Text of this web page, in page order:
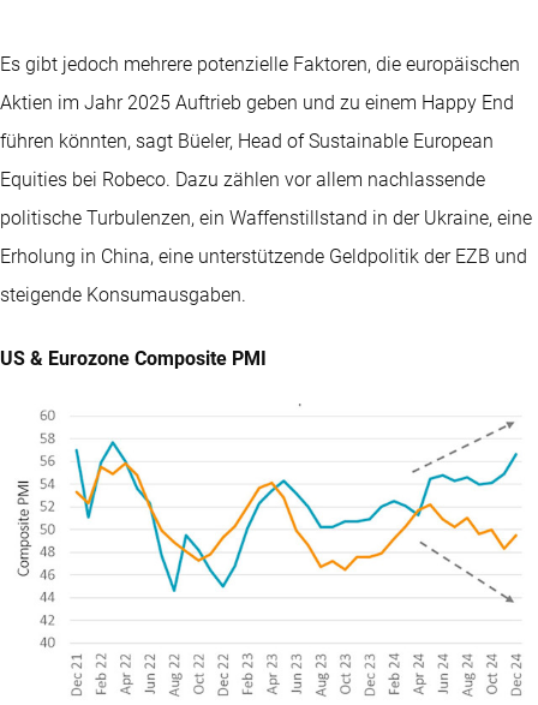
Es gibt jedoch mehrere potenzielle Faktoren, die europäischen
Aktien im Jahr 2025 Auftrieb geben und zu einem Happy End
führen könnten, sagt Büeler, Head of Sustainable European
Equities bei Robeco. Dazu zählen vor allem nachlassende
politische Turbulenzen, ein Waffenstillstand in der Ukraine, eine
Erholung in China, eine unterstützende Geldpolitik der EZB und
steigende Konsumausgaben.
US & Eurozone Composite PMI